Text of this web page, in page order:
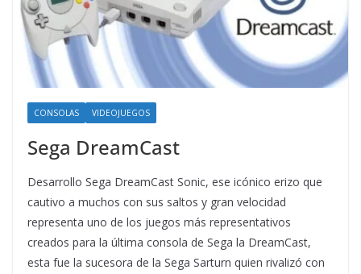
CONSOLAS VIDEOJUEGOS
Sega DreamCast
Desarrollo Sega DreamCast Sonic, ese icónico erizo que
cautivo a muchos con sus saltos y gran velocidad
representa uno de los juegos más representativos
creados para la última consola de Sega la DreamCast,
esta fue la sucesora de la Sega Sarturn quien rivalizó con